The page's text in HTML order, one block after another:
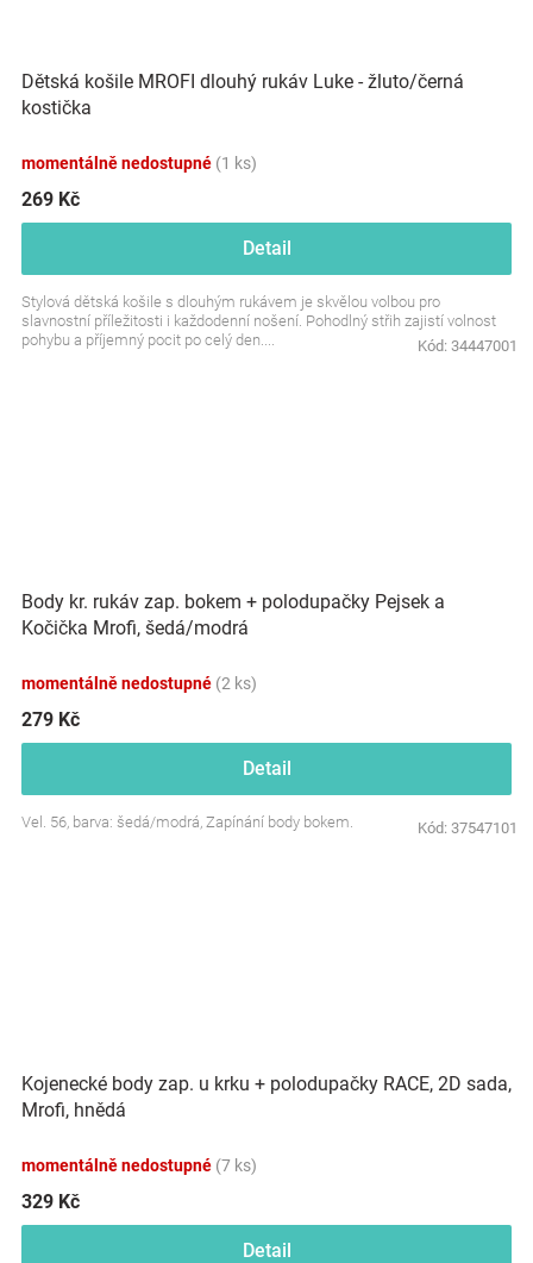
Dětská košile MROFI dlouhý rukáv Luke - žluto/černá
kostička
momentálně nedostupné (1 ks)
269 Kč
Detail
Stylová dětská košile s dlouhým rukávem je skvělou volbou pro
slavnostní příležitosti i každodenní nošení. Pohodlný střih zajistí volnost
pohybu a příjemný pocit po celý den....
Kód: 34447001
Body kr. rukáv zap. bokem + polodupačky Pejsek a
Kočička Mrofi, šedá/modrá
momentálně nedostupné (2 ks)
279 Kč
Detail
Vel. 56, barva: šedá/modrá, Zapínání body bokem. Kód: 37547101
Kojenecké body zap. u krku + polodupačky RACE, 2D sada,
Mrofi, hnědá
momentálně nedostupné (7 ks)
329 Kč
Detail